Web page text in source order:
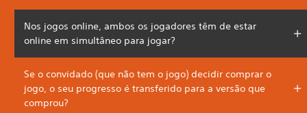
Nos jogos online, ambos os jogadores têm de estar
online em simultâneo para jogar?
Se o convidado (que não tem o jogo) decidir comprar o
jogo, o seu progresso é transferido para a versão que
comprou?